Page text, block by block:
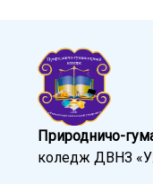
Природничо-
коледж ДВНЗ